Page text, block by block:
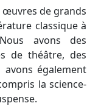
de grands
classique à
avons des
de théâtre, des
également
la science-